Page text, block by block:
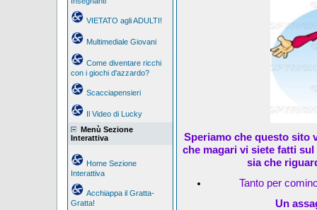
VIETATO agli ADULTI!
Multimediale Giovani
Come diventare ricchi
con i giochi d'azzardo?
Scacciapensieri
Il Video di Lucky
Menù Sezione
Interattiva
Home Sezione
Interattiva
Acchiappa il Gratta-
Gratta!
Speriamo che questo sito
che magari vi siete fatti
sia che
Tanto per
Un